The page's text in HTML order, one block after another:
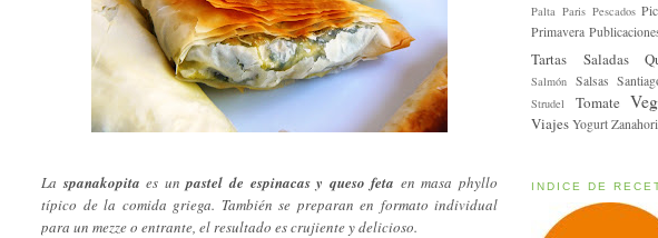
Laspanakopita es unpastel de espinacas y queso feta en masa phyllo
típico de la comida griega. También se preparan en formato individual
para un mezze o entrante, el resultado es crujiente y delicioso.
Palta Paris Pescados
Primavera
Tartas Saladas
Salmón Salsas
Strudel Tomate
Viajes Yogurt
INDICE DE